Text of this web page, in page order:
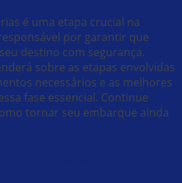
é uma etapa crucial na
por garantir que
destino com segurança.
sobre as etapas envolvidas
necessários e as melhores
fase essencial. Continue
tornar seu embarque ainda